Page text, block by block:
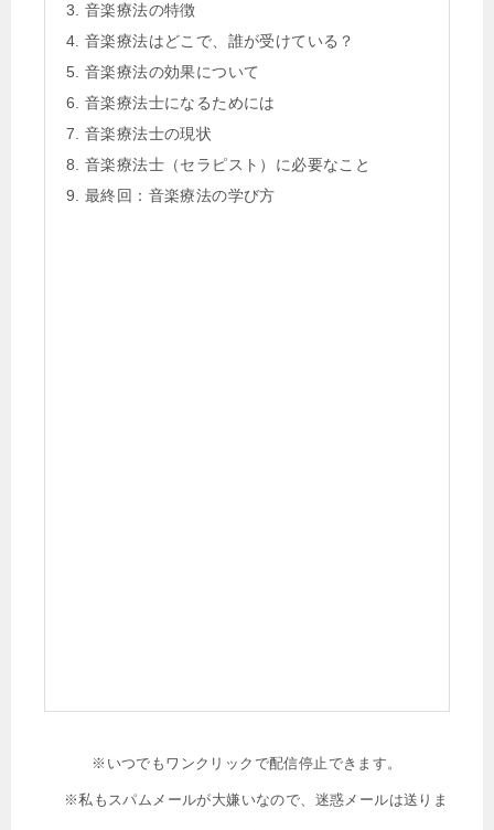
音楽療法の特徴
音楽療法はどこで、誰が受けている？
音楽療法の効果について
音楽療法士になるためには
音楽療法士の現状
音楽療法士（セラピスト）に必要なこと
最終回：音楽療法の学び方
※いつでもワンクリックで配信停止できます。
※私もスパムメールが大嫌いなので、迷惑メールは送りま